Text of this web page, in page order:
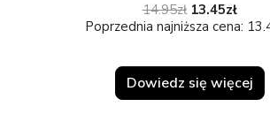
14.95zł 13.45zł
Poprzednia najniższa cena:
Dowiedz się więcej